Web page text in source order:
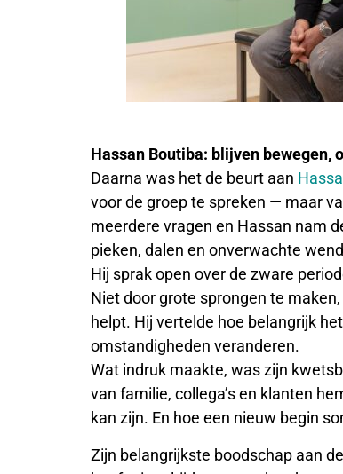
Hassan Boutiba: blijven bewegen,
Daarna was het de beurt aan
voor de groep te spreken — maar
meerdere vragen en Hassan nam
pieken, dalen en onverwachte
Hij sprak open over de zware
Niet door grote sprongen te
helpt. Hij vertelde hoe belangrijk
omstandigheden veranderen.
Wat indruk maakte, was zijn
van familie, collega’s en klanten
kan zijn. En hoe een nieuw begin
Zijn belangrijkste boodschap aan